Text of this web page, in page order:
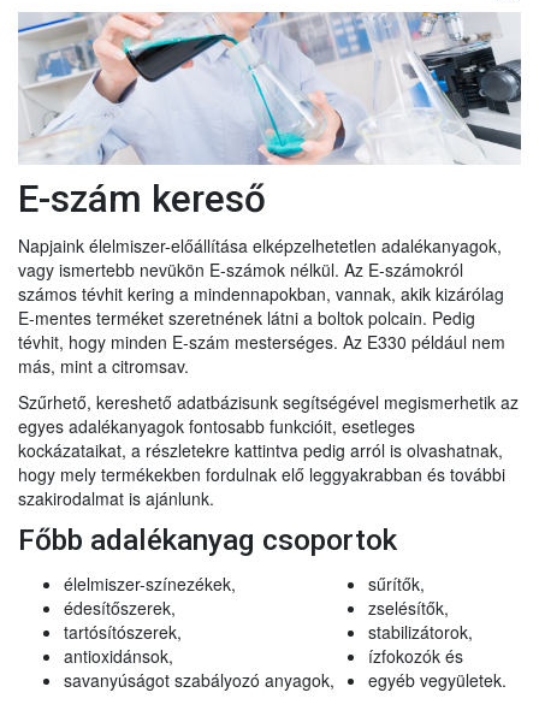
E-szám kereső
Napjaink élelmiszer-előállítása elképzelhetetlen adalékanyagok,
vagy ismertebb nevükön E-számok nélkül. Az E-számokról
számos tévhit kering a mindennapokban, vannak, akik kizárólag
E-mentes terméket szeretnének látni a boltok polcain. Pedig
tévhit, hogy minden E-szám mesterséges. Az E330 például nem
más, mint a citromsav.
Szűrhető, kereshető adatbázisunk segítségével megismerhetik az
egyes adalékanyagok fontosabb funkcióit, esetleges
kockázataikat, a részletekre kattintva pedig arról is olvashatnak,
hogy mely termékekben fordulnak elő leggyakrabban és további
szakirodalmat is ajánlunk.
Főbb adalékanyag csoportok
élelmiszer-színezékek,
édesítőszerek,
tartósítószerek,
antioxidánsok,
savanyúságot szabályozó anyagok,
sűrítők,
zselésítők,
stabilizátorok,
ízfokozók és
egyéb vegyületek.